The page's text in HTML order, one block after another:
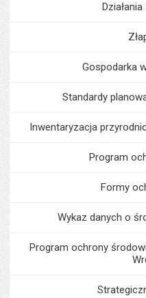
Gospodarka
Standardy
Inwentaryzacja
Program
Formy
Wykaz danych o
Program ochrony